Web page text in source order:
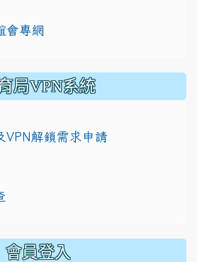
會專網
局VPN系統
VPN解鎖需求申請
會員登入